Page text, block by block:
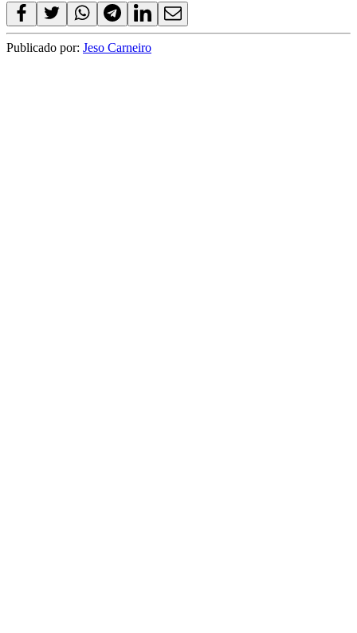
Publicado por: Jeso Carneiro